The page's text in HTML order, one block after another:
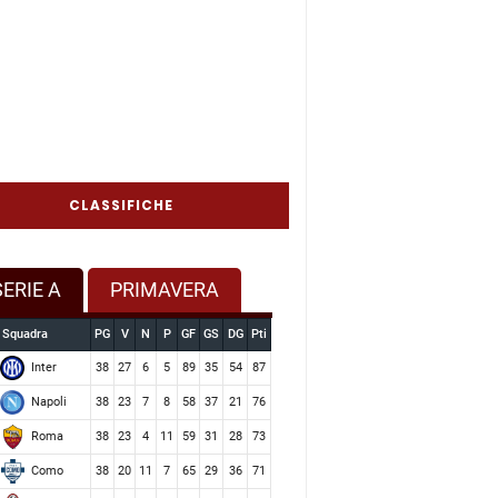
CLASSIFICHE
A PRIMAVERA
Squadra PG V N P GF GS DG Pti
Inter 38 27 6 5 89 35 54 87
Napoli 38 23 7 8 58 37 21 76
Roma 38 23 4 11 59 31 28 73
Como 38 20 11 7 65 29 36 71